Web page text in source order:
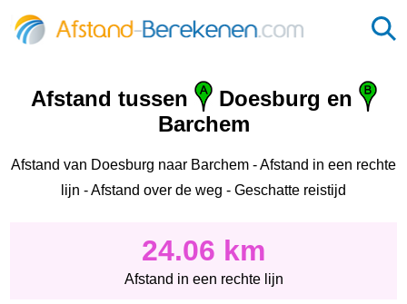
Afstand tussen
Doesburg en
Barchem
Afstand van Doesburg naar Barchem - Afstand in een rechte
lijn - Afstand over de weg - Geschatte reistijd
24.06 km
Afstand in een rechte lijn